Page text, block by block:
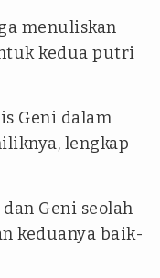
menuliskan
kedua putri
Geni dalam
lengkap
Geni seolah
keduanya baik-